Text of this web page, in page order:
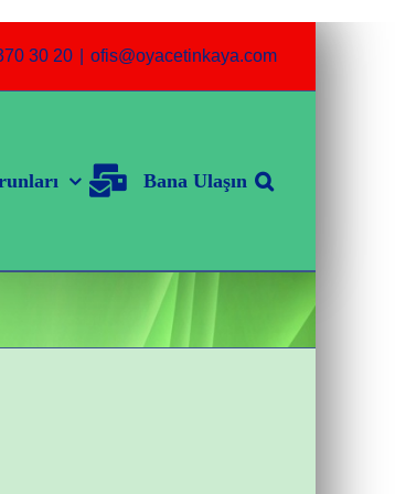
30 20 ofis@oyacetinkaya.com
Bana Ulaşın